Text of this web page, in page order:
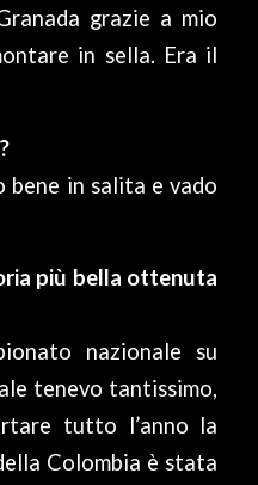
grazie a mio
in sella. Era il
bene in salita e vado
più bella ottenuta
nazionale su
tenevo tantissimo,
tutto l’anno la
Colombia è stata